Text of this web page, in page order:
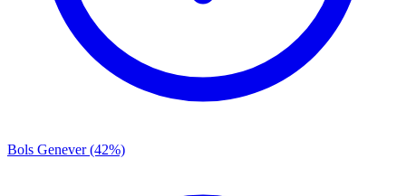
Bols Genever (42%)